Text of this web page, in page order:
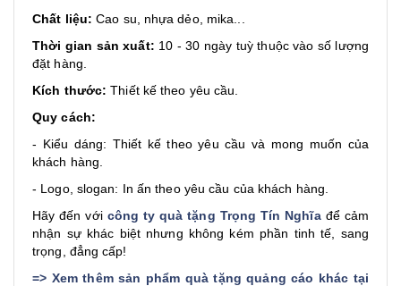
Chất liệu: Cao su, nhựa dẻo, mika...
Thời gian sản xuất: 10 - 30 ngày tuỳ thuộc vào số lượng
đặt hàng.
Kích thước: Thiết kế theo yêu cầu.
Quy cách:
- Kiểu dáng: Thiết kế theo yêu cầu và mong muốn của
khách hàng.
- Logo, slogan: In ấn theo yêu cầu của khách hàng.
Hãy đến với công ty quà tặng Trọng Tín Nghĩađể cảm
nhận sự khác biệt nhưng không kém phần tinh tế, sang
trọng, đẳng cấp!
=> Xem thêm sản phẩm quà tặng quảng cáo khác tại